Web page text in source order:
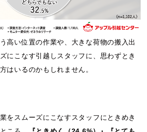
高い位置の作業や、大きな荷物の搬入出
にこなす引越しスタッフに、思わずとき
はいるのかもしれません。
をスムーズにこなすスタッフにときめき